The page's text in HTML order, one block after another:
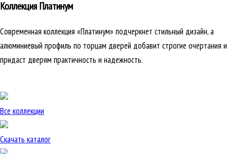
Коллекция Платинум
Современная коллекция «Платинум» подчеркнет стильный дизайн, а
алюминиевый профиль по торцам дверей добавит строгие очертания и
придаст дверям практичность и надежность.
Все коллекции
Скачать каталог